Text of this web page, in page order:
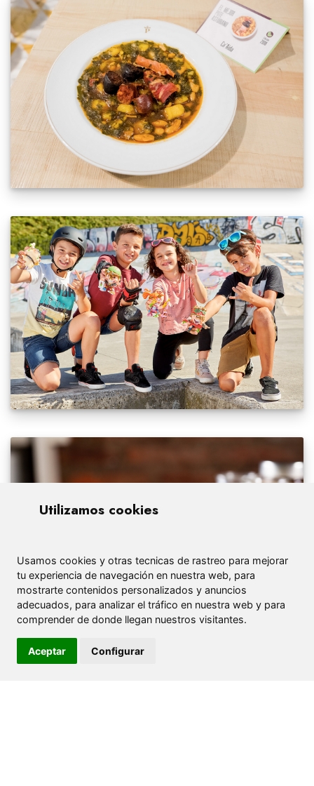
Utilizamos cookies
Usamos cookies y otras tecnicas de rastreo para mejorar
tu experiencia de navegación en nuestra web, para
mostrarte contenidos personalizados y anuncios
adecuados, para analizar el tráfico en nuestra web y para
comprender de donde llegan nuestros visitantes.
Aceptar Configurar